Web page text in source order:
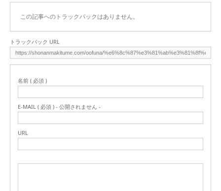
この記事へのトラックバックはありません。
トラックバック URL
名前 ( 必須 )
E-MAIL ( 必須 ) - 公開されません -
URL